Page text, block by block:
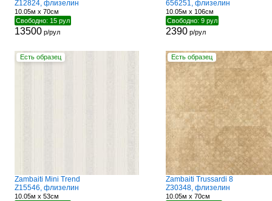
Z12824, флизелин
10.05м x 70см
Свободно: 15 рул
13500р/рул
656251, флизелин
10.05м x 106см
Свободно: 9 рул
2390р/рул
Есть образец
Zambaiti Mini Trend
Z15546, флизелин
10.05м x 53см
Есть образец
Zambaiti Trussardi 8
Z30348, флизелин
10.05м x 70см